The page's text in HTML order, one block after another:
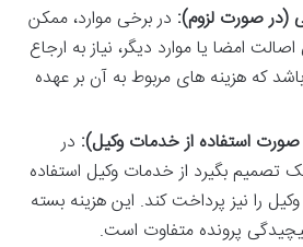
(در صورت لزوم): در برخی موارد، ممکن
امضا یا موارد دیگر، نیاز به ارجاع
که هزینه های مربوط به آن بر عهده
صورت استفاده از خدمات وکیل): در
تصمیم بگیرد از خدمات وکیل استفاده
وکیل را نیز پرداخت کند. این هزینه بسته
پرونده متفاوت است.